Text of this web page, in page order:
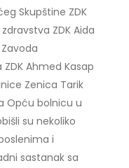
Skupštine ZDK
ZDK Aida
Ahmed Kasap
Zenica Tarik
Opću bolnicu u
su nekoliko
i
sastanak sa